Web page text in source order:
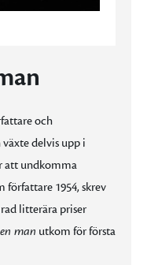
och
delvis upp i
att undkomma
författare 1954, skrev
litterära priser
man utkom för första